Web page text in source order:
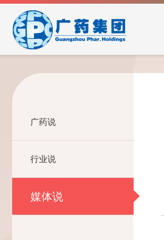
广药说
行业说
媒体说